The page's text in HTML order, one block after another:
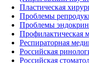
Пластическая
Проблемы
Проблемы
Профилактическая
Респираторная
Российская
Российская